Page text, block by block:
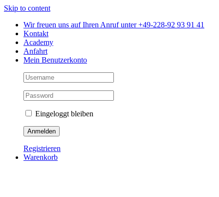
Skip to content
Wir freuen uns auf Ihren Anruf unter +49-228-92 93 91 41
Kontakt
Academy
Anfahrt
Mein Benutzerkonto
Eingeloggt bleiben
Registrieren
Warenkorb